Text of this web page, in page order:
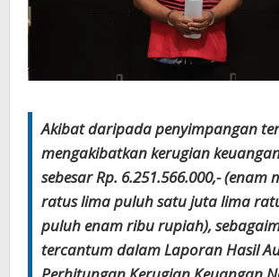
Akibat daripada penyimpangan
mengakibatkan kerugian
sebesar Rp. 6.251.566.000,- (enam
ratus lima puluh satu juta lima
puluh enam ribu rupiah),
tercantum dalam Laporan Hasil